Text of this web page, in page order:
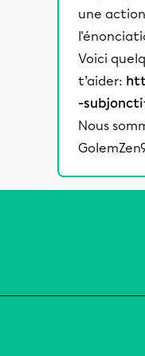
une
Voici
t’aider:
-
Nous